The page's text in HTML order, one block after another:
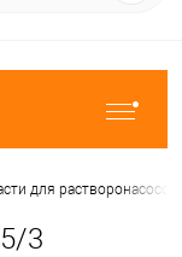
для растворонасосов
3